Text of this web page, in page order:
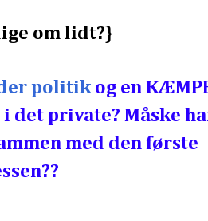
om lidt?}
politikog en
private? Måske
med den første